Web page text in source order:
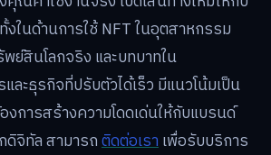
ในด้านการใช้ NFT ในอุตสาหกรรม
ย์สินโลกจริง และบทบาทใน
ละธุรกิจที่ปรับตัวได้เร็ว มีแนวโน้มเป็น
งการสร้างความโดดเด่นให้กับแบรนด์
ดิจิทัล สามารถติดต่อเราเพื่อรับบริการ